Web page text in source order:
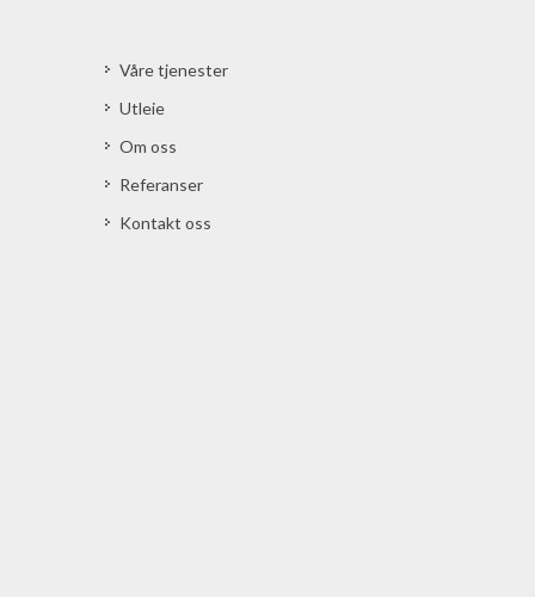
Våre tjenester
Utleie
Om oss
Referanser
Kontakt oss